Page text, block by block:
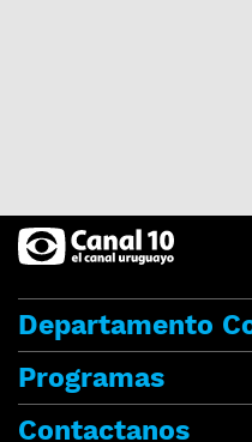
Departamento
Programas
Contactanos